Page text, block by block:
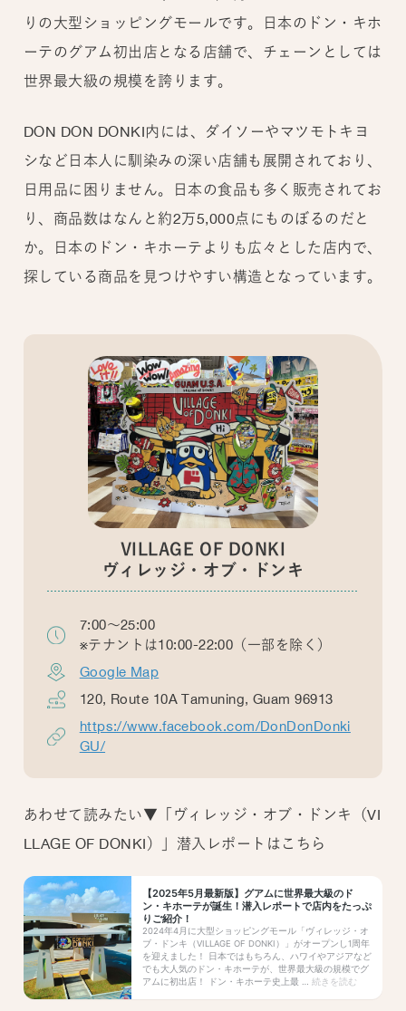
りの大型ショッピングモールです。日本のドン・キホ
ーテのグアム初出店となる店舗で、チェーンとしては
世界最大級の規模を誇ります。
DON DON DONKI内には、ダイソーやマツモトキヨ
シなど日本人に馴染みの深い店舗も展開されており、
日用品に困りません。日本の食品も多く販売されてお
り、商品数はなんと約2万5,000点にものぼるのだと
か。日本のドン・キホーテよりも広々とした店内で、
探している商品を見つけやすい構造となっています。
VILLAGE OF DONKI
ヴィレッジ・オブ・ドンキ
7:00～25:00
※テナントは10:00-22:00（一部を除く）
Google Map
120, Route 10A Tamuning, Guam 96913
https://www.facebook.com/DonDonDonki
GU/
あわせて読みたい▼「ヴィレッジ・オブ・ドンキ（VI
LLAGE OF DONKI）」潜入レポートはこちら